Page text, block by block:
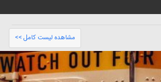
مشاهده لیست کامل >>